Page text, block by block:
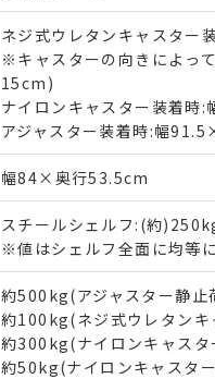
ネジ式ウレタンキャスタ
※キャスターの向きによっ
15cm)
ナイロンキャスター装着
アジャスター装着時:幅
幅84×奥行53.5cm
スチールシェルフ:(約
※値はシェルフ全面に均等
約500kg(アジャスター静止
約100kg(ネジ式ウレタンキ
約300kg(ナイロンキャスタ
約50kg(ナイロンキャスタ